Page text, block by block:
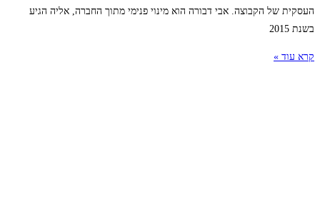
העסקית של הקבוצה. אבי דבורה הוא מינוי פנימי מתוך החברה, אליה הגיע
בשנת 2015
קרא עוד »